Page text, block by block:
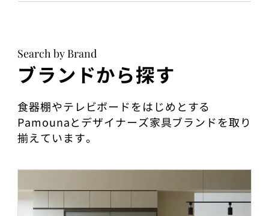
Search by Brand
ブランドから探す
食器棚やテレビボードをはじめとする
Pamounaとデザイナーズ家具ブランドを取り
揃えています。